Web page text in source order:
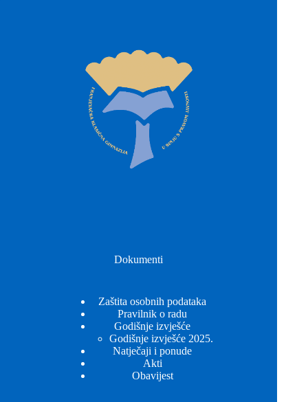
Dokumenti
Zaštita osobnih podataka
Pravilnik o radu
Godišnje izvješće
Godišnje izvješće 2025.
Natječaji i ponude
Akti
Obavijest